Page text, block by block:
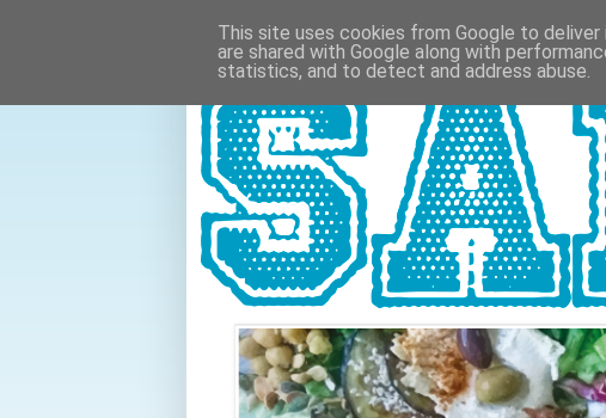
This site uses cookies from Google to
are shared with Google along with
statistics, and to detect and address abuse.